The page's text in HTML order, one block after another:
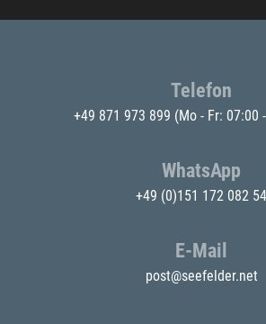
Telefon
+49 871 973 899 (Mo - Fr: 07:00
WhatsApp
+49 (0)151 172 082 54
E-Mail
post@seefelder.net